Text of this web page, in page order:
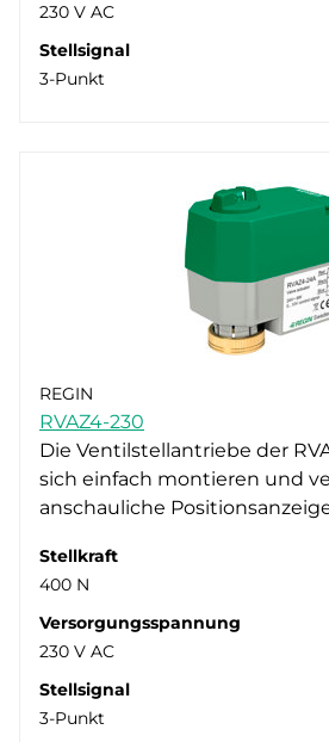
230 V AC
Stellsignal
3-Punkt
REGIN
RVAZ4-230
Die Ventilstellantriebe der
sich einfach montieren und
anschauliche
Stellkraft
400 N
Versorgungsspannung
230 V AC
Stellsignal
3-Punkt